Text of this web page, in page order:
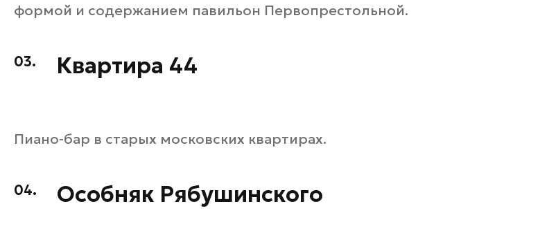
формой и содержанием павильон Первопрестольной.
03. Квартира 44
Пиано-бар в старых московских квартирах.
04. Особняк Рябушинского